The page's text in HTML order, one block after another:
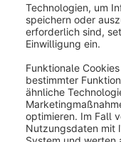
sind und die
können.
War dieser